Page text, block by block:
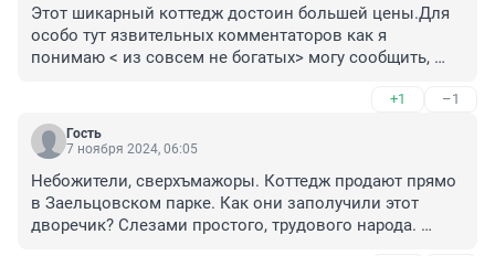
Этот шикарный коттедж достоин большей цены.Для
особо тут язвительных комментаторов как я
понимаю < из совсем не богатых> могу сообщить,
у очень гостеприимного хозяина и вижу. И дом, и
постройки , и территория обслуживаются
специалистами регулярно.Так называемый
отделочных работ.Подробности вам не следует знать,
а то от желчи зависти < уйдете в мир иной>.
+1 –1
Гость
7 ноября 2024, 06:05
Небожители, сверхъмажоры. Коттедж продают прямо
в Заельцовском парке. Как они заполучили этот
дворечик? Слезами простого, трудового народа.